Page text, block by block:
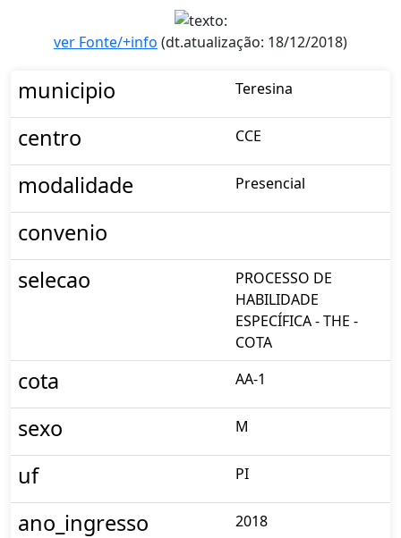
ver Fonte/+info (dt.atualização: 18/12/2018)
municipio Teresina
centro CCE
modalidade Presencial
convenio
selecao
PROCESSO DE
HABILIDADE
ESPECÍFICA - THE -
COTA
cota AA-1
sexo M
uf PI
ano_ingresso 2018